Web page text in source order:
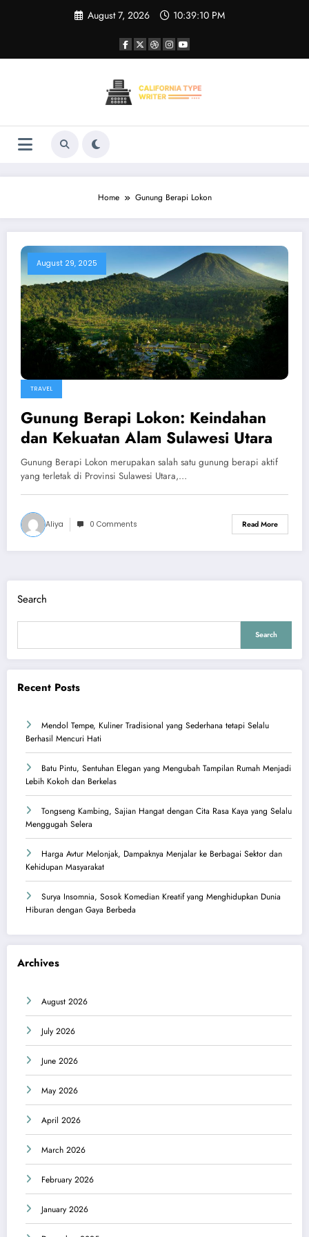
August 7, 2026 10:39:10 PM
Home Gunung Berapi Lokon
August 29, 2025
TRAVEL
Gunung Berapi Lokon: Keindahan
dan Kekuatan Alam Sulawesi Utara
Gunung Berapi Lokon merupakan salah satu gunung berapi aktif
yang terletak di Provinsi Sulawesi Utara,…
Aliya 0 Comments Read More
Search
Search
Recent Posts
Mendol Tempe, Kuliner Tradisional yang Sederhana tetapi Selalu
Berhasil Mencuri Hati
Batu Pintu, Sentuhan Elegan yang Mengubah Tampilan Rumah Menjadi
Lebih Kokoh dan Berkelas
Tongseng Kambing, Sajian Hangat dengan Cita Rasa Kaya yang Selalu
Menggugah Selera
Harga Avtur Melonjak, Dampaknya Menjalar ke Berbagai Sektor dan
Kehidupan Masyarakat
Surya Insomnia, Sosok Komedian Kreatif yang Menghidupkan Dunia
Hiburan dengan Gaya Berbeda
Archives
August 2026
July 2026
June 2026
May 2026
April 2026
March 2026
February 2026
January 2026